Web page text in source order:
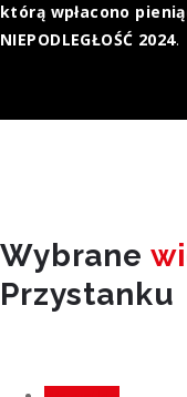
którą wpłacono
NIEPODLEGŁOŚĆ 2024.
Wybrane
Przystanku